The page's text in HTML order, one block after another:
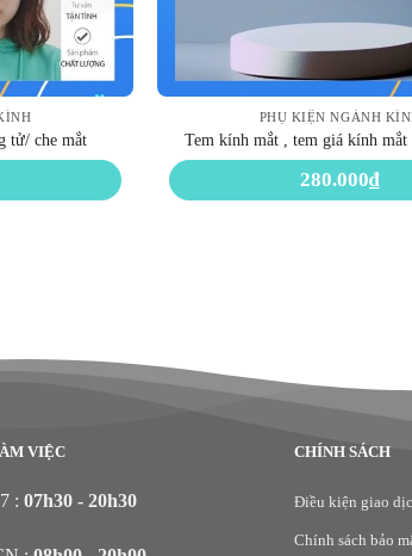
tử/ che mắt
PHỤ KIỆN NGÀNH
Tem kính mắt , tem giá kính mắt
280.000₫
VIỆC
: 07h30 - 20h30
CHÍNH SÁCH
Điều kiện giao
Chính sách bảo